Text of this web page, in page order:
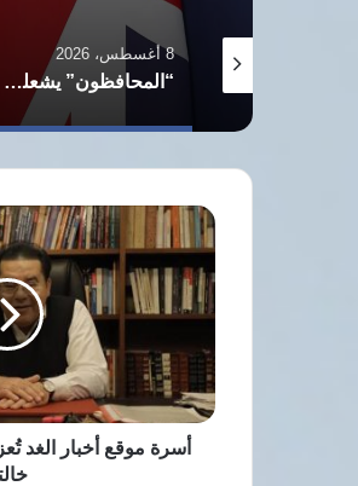
8 أغسطس، 2026
تسريبات تسقط أقنعة الحياد: موظف أممي يسرب وثائق سرية لدبلوماسيين إسرائيليين
أسرة
موقع
أخبار
الغد
تُعزي
أيمن
نور
في
أسرة موقع أخبار الغد